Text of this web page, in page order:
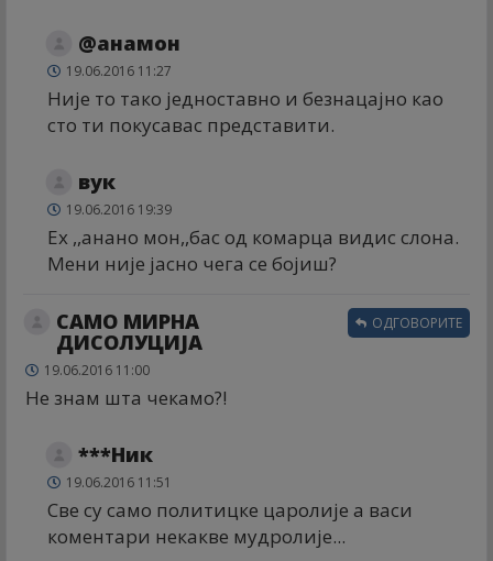
@анамон
19.06.2016 11:27
Није то тако једноставно и безнацајно као
сто ти покусавас представити.
вук
19.06.2016 19:39
Ех ,,анано мон,,бас од комарца видис слона.
Мени није јасно чега се бојиш?
САМО МИРНА
ДИСОЛУЦИЈА
19.06.2016 11:00
Не знам шта чекамо?!
ОДГОВОРИТЕ
***Ник
19.06.2016 11:51
Све су само политицке царолије а васи
коментари некакве мудролије...